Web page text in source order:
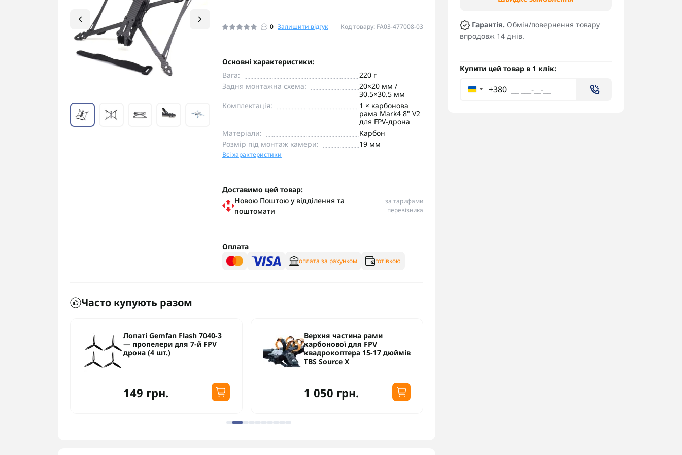
0 Залишити відгук Код товару: FA03-477008-03 Гарантія. Обмін/повернення товару
впродовж 14 днів.
Купити цей товар в 1 клік:
+380
Основні характеристики:
Вага:
220 г
Задня монтажна схема:
20×20 мм /
30.5×30.5 мм
Комплектація:
1 × карбонова
рама Mark4 8" V2
для FPV-дрона
Матеріали:
Карбон
Розмір під монтаж камери:
19 мм
Всі характеристики
Доставимо цей товар:
Новою Поштою у відділення та
поштомати
за тарифами
перевізника
Оплата
оплата за рахунком готівкою
Часто купують разом
Верхня частина рами
карбонової для FPV
квадрокоптера 15-17 дюймів
1 050 грн.
Мотор для дрона
ThrustNova TN3115 KV900
1 000 грн.